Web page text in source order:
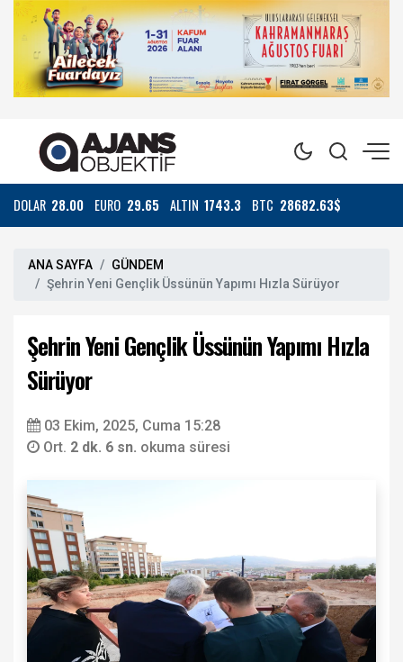
DOLAR 28.00 EURO 29.65 ALTIN 1743.3 BTC 28682.63$
ANA SAYFA
GÜNDEM
Şehrin Yeni Gençlik Üssünün Yapımı Hızla Sürüyor
Şehrin Yeni Gençlik Üssünün Yapımı Hızla
Sürüyor
03 Ekim, 2025, Cuma 15:28
Ort. 2 dk. 6 sn. okuma süresi